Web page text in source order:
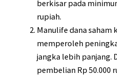
berkisar pada
rupiah.
Manulife dana saham
memperoleh
jangka lebih panjang.
pembelian Rp 50.000